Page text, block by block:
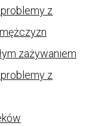
z
zażywaniem
z